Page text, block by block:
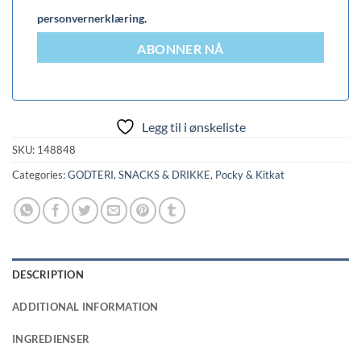
personvernerklæring.
ABONNER NÅ
Legg til i ønskeliste
SKU: 148848
Categories:GODTERI, SNACKS & DRIKKE, Pocky & Kitkat
DESCRIPTION
ADDITIONAL INFORMATION
INGREDIENSER